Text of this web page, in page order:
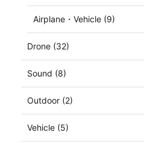
Airplane・Vehicle (9)
Drone (32)
Sound (8)
Outdoor (2)
Vehicle (5)